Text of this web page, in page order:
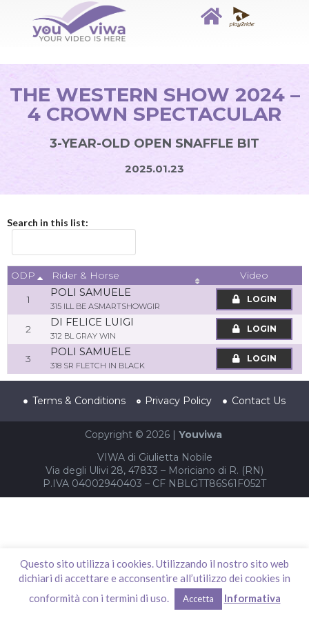
THE WESTERN SHOW 2024 –
4 CROWN SPECTACULAR
3-YEAR-OLD OPEN SNAFFLE BIT
2025.01.23
Search in this list:
ODP Rider & Horse
Video
1
POLI SAMUELE
315 ILL BE ASMARTSHOWGIR
LOGIN
2
DI FELICE LUIGI
312 BL GRAY WIN
LOGIN
3
POLI SAMUELE
318 SR FLETCH IN BLACK
LOGIN
Terms & Conditions Privacy Policy Contact Us
Copyright © 2026 | Youviwa
VIWA di Giulietta Nobile
Via degli Ulivi 28, 47833 – Moriciano di R. (RN)
P.IVA 04002940403 – CF NBLGTT86S61F052T
Questo sito utilizza i cookies. Utilizzando il nostro sito web
dichiari di accettare e acconsentire all’utilizzo dei cookies in
conformità con i termini di uso.
Accetta Informativa